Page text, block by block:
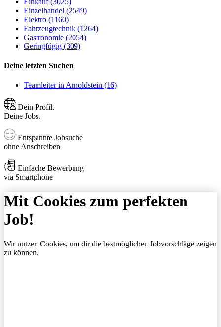
Einkauf (3025)
Einzelhandel (2549)
Elektro (1160)
Fahrzeugtechnik (1264)
Gastronomie (2054)
Geringfügig (309)
Deine letzten Suchen
Teamleiter in Arnoldstein (16)
Dein Profil.
Deine Jobs.
Entspannte Jobsuche
ohne Anschreiben
Einfache Bewerbung
via Smartphone
Mit Cookies zum perfekten
Job!
Wir nutzen Cookies, um dir die bestmöglichen Jobvorschläge zeigen
zu können.